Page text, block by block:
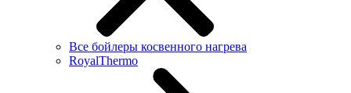
Все бойлеры косвенного нагрева
RoyalThermo